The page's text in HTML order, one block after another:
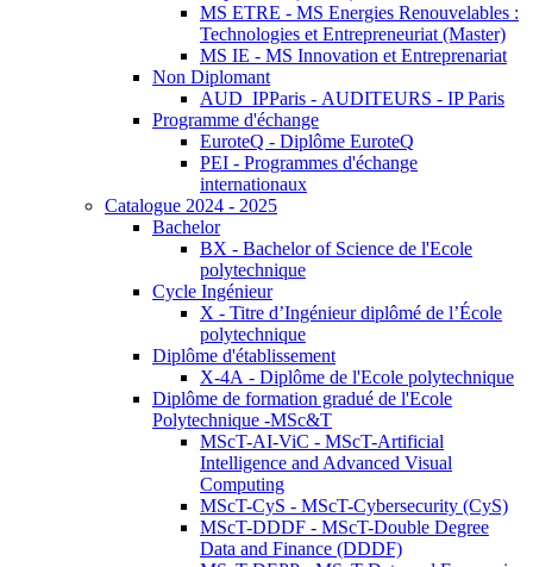
MS ETRE - MS Energies Renouvelables :
Technologies et Entrepreneuriat (Master)
MS IE - MS Innovation et Entreprenariat
Non Diplomant
AUD_IPParis - AUDITEURS - IP Paris
Programme d'échange
EuroteQ - Diplôme EuroteQ
PEI - Programmes d'échange
internationaux
Catalogue 2024 - 2025
Bachelor
BX - Bachelor of Science de l'Ecole
polytechnique
Cycle Ingénieur
X - Titre d’Ingénieur diplômé de l’École
polytechnique
Diplôme d'établissement
X-4A - Diplôme de l'Ecole polytechnique
Diplôme de formation gradué de l'Ecole
Polytechnique -MSc&T
MScT-AI-ViC - MScT-Artificial
Intelligence and Advanced Visual
Computing
MScT-CyS - MScT-Cybersecurity (CyS)
MScT-DDDF - MScT-Double Degree
Data and Finance (DDDF)